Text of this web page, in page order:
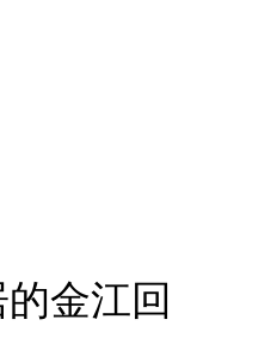
金江回